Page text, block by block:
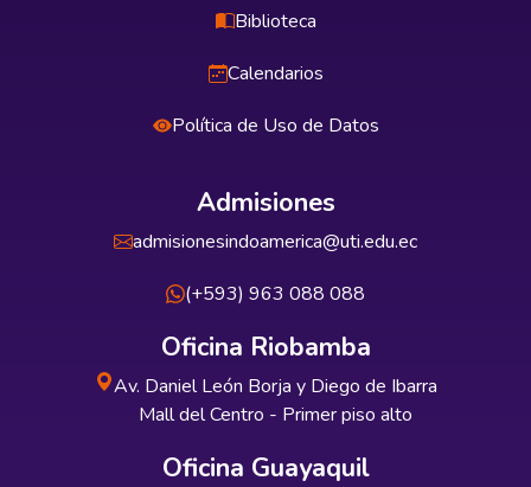
Biblioteca
Calendarios
Política de Uso de Datos
Admisiones
admisionesindoamerica@uti.edu.ec
(+593) 963 088 088
Oficina Riobamba
Av. Daniel León Borja y Diego de Ibarra
Mall del Centro - Primer piso alto
Oficina Guayaquil